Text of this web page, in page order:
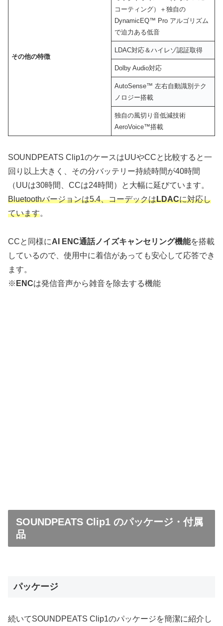
その他の特徴
コーティング）＋独自の
DynamicEQ™ Pro アルゴリズム
で迫力ある低音
LDAC対応＆ハイレゾ認証取得
Dolby Audio対応
AutoSense™ 左右自動識別テク
ノロジー搭載
独自の風切り音低減技術
AeroVoice™搭載
SOUNDPEATS Clip1のケースはUUやCCと比較すると一
回り以上大きく、その分バッテリー持続時間が40時間
（UUは30時間、CCは24時間）と大幅に延びています。
Bluetoothバージョンは5.4、コーデックはLDACに対応し
ています。
CCと同様にAI ENC通話ノイズキャンセリング機能を搭載
しているので、使用中に着信があっても安心して応答でき
ます。
※ ENCは発信音声から雑音を除去する機能
SOUNDPEATS Clip1 のパッケージ・付属
品
パッケージ
続いてSOUNDPEATS Clip1のパッケージを簡潔に紹介し